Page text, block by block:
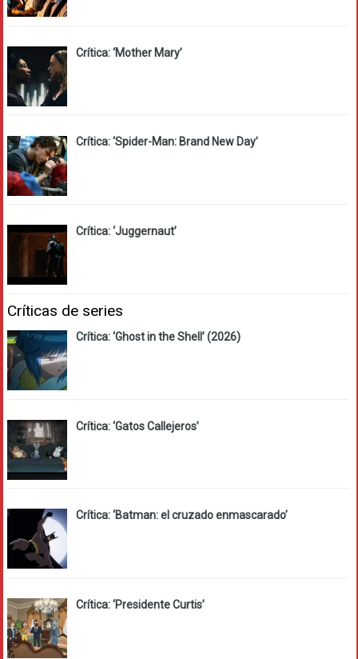
Crítica: ‘Mother Mary’
Crítica: ‘Spider-Man: Brand New Day’
Crítica: ‘Juggernaut’
Críticas de series
Crítica: ‘Ghost in the Shell’ (2026)
Crítica: ‘Gatos Callejeros’
Crítica: ‘Batman: el cruzado enmascarado’
Crítica: ‘Presidente Curtis’